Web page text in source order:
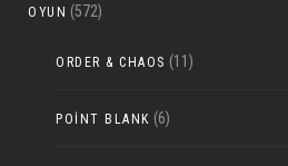
OYUN (572)
ORDER & CHAOS (11)
POINT BLANK (6)